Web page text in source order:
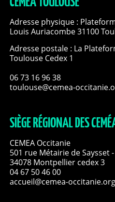
Adresse physique :
Louis Auriacombe 31100
Adresse postale : La
Toulouse Cedex 1
06 73 16 96 38
toulouse@cemea-
SIÈGE RÉGIONAL DES
CEMEA Occitanie
501 rue Métairie de Saysset -
34078 Montpellier cedex 3
04 67 50 46 00
accueil@cemea-occitanie.org